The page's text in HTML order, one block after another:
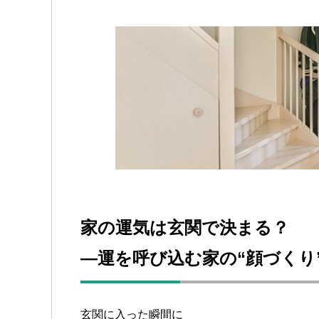
家の運気は玄関で決まる？
―運を呼び込む家の“顔づく
玄関に入った瞬間に